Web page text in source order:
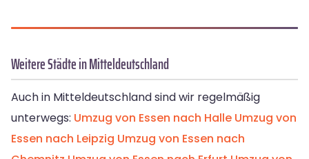
Weitere Städte in Mitteldeutschland
Auch in Mitteldeutschland sind wir regelmäßig
unterwegs: Umzug von Essen nach Halle Umzug von
Essen nach Leipzig Umzug von Essen nach